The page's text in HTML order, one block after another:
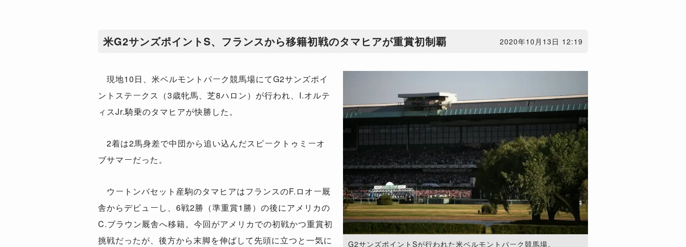
米G2サンズポイントS、フランスから移籍初戦のタマヒアが重賞初制覇 2020年10月13日 12:19
G2サンズポイントSが行われた米ベルモントパーク競馬場。
現地10日、米ベルモントパーク競馬場にてG2サンズポイ
ントステークス（3歳牝馬、芝8ハロン）が行われ、I.オルテ
ィスJr.騎乗のタマヒアが快勝した。
2着は2馬身差で中団から追い込んだスピークトゥミーオ
ブサマーだった。
ウートンバセット産駒のタマヒアはフランスのF.ロオー厩
舎からデビューし、6戦2勝（準重賞1勝）の後にアメリカの
C.ブラウン厩舎へ移籍。今回がアメリカでの初戦かつ重賞初
挑戦だったが、後方から末脚を伸ばして先頭に立つと一気に